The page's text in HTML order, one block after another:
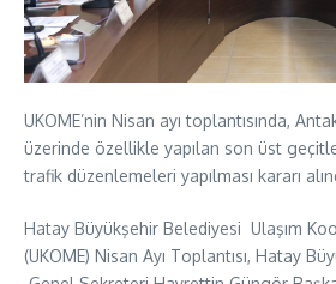
UKOME’nin Nisan ayı toplantısında,
üzerinde özellikle yapılan son üst
trafik düzenlemeleri yapılması kararı
Hatay Büyükşehir Belediyesi Ulaşım
(UKOME) Nisan Ayı Toplantısı, Hatay